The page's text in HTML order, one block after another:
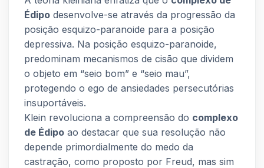
Édipo desenvolve-se através da progressão da
posição esquizo-paranoide para a posição
depressiva. Na posição esquizo-paranoide,
predominam mecanismos de cisão que dividem
o objeto em “seio bom” e “seio mau”,
protegendo o ego de ansiedades persecutórias
insuportáveis.
Klein revoluciona a compreensão do complexo
de Édipo ao destacar que sua resolução não
depende primordialmente do medo da
castração, como proposto por Freud, mas sim